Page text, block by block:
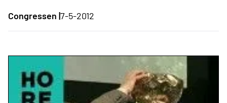
Congressen |7-5-2012